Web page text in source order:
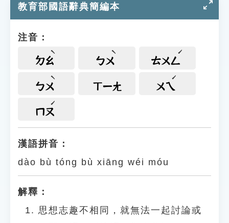
遊戲專區
教學應用
貓頭鷹博士
教育部國語辭典簡編本
注音：
ㄉㄠ ㄅㄨ ㄊㄨㄥ
ㄅㄨ ㄒㄧㄤ ㄨㄟ
ㄇㄡ
漢語拼音：
dào bù tóng bù xiāng wéi móu
解釋：
思想志趣不相同，就無法一起討論或